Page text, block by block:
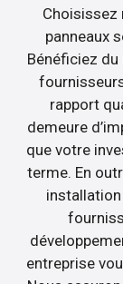
Choisissez
panneaux
Bénéficiez
rapport
demeure
que votre
terme. En
entreprise